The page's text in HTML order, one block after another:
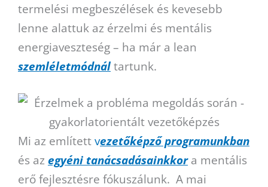
termelési megbeszélések és kevesebb
lenne alattuk az érzelmi és mentális
energiaveszteség – ha már a lean
szemléletmódnáltartunk.
Mi az említett vezetőképző programunkban
és az egyéni tanácsadásainkkora mentális
erő fejlesztésre fókuszálunk. A mai